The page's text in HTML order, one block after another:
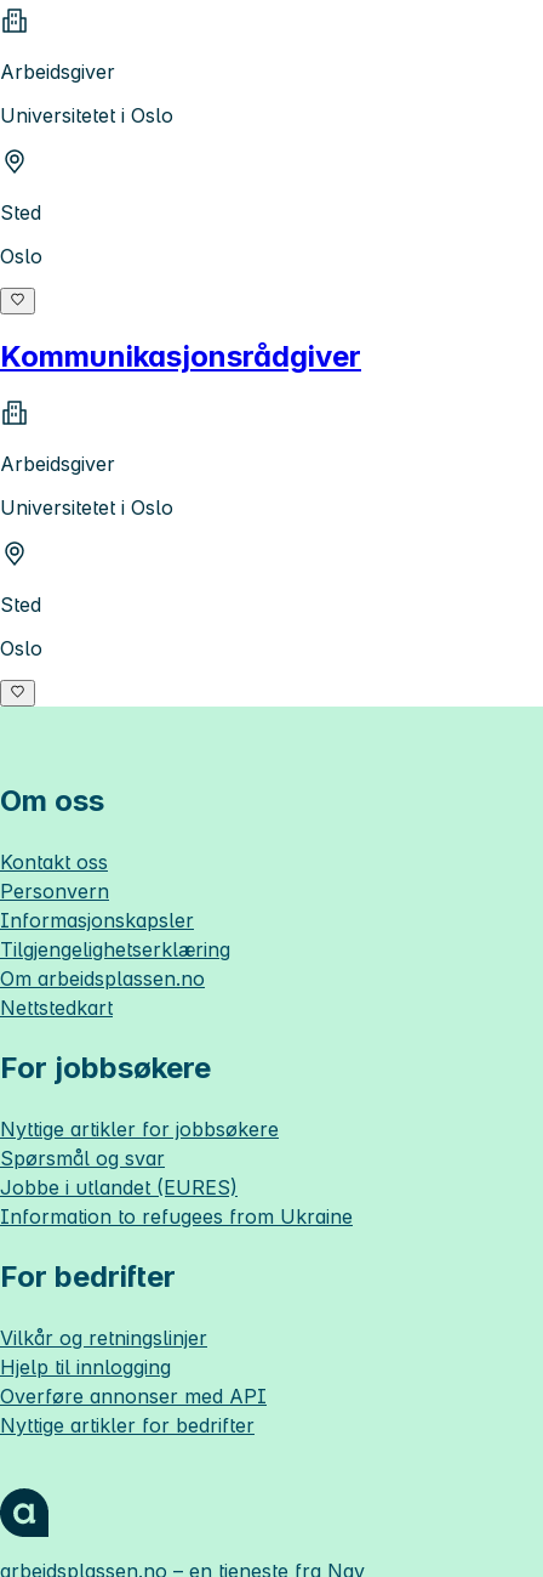
Arbeidsgiver
Universitetet i Oslo
Sted
Oslo
Kommunikasjonsrådgiver
Arbeidsgiver
Universitetet i Oslo
Sted
Oslo
Om oss
Kontakt oss
Personvern
Informasjonskapsler
Tilgjengelighetserklæring
Om arbeidsplassen.no
Nettstedkart
For jobbsøkere
Nyttige artikler for jobbsøkere
Spørsmål og svar
Jobbe i utlandet (EURES)
Information to refugees from Ukraine
For bedrifter
Vilkår og retningslinjer
Hjelp til innlogging
Overføre annonser med API
Nyttige artikler for bedrifter
arbeidsplassen.no – en tjeneste fra Nav